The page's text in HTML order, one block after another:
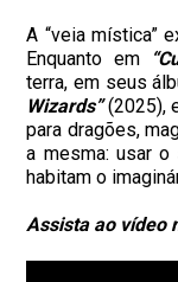
A “veia mística”
Enquanto em
terra, em seus
Wizards”(2025),
para dragões,
a mesma: usar
habitam o
Assista ao vídeo